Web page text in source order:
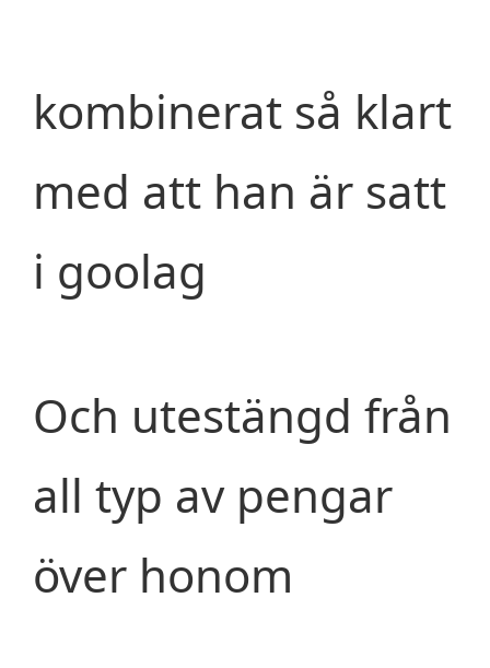
kombinerat så klart
med att han är satt
i goolag
Och utestängd från
all typ av pengar
över honom